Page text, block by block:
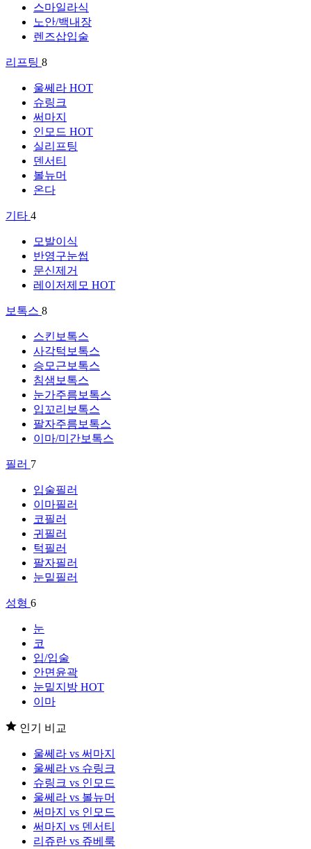
스마일라식
노안/백내장
렌즈삽입술
리프팅 8
울쎄라 HOT
슈링크
써마지
인모드 HOT
실리프팅
덴서티
볼뉴머
온다
기타 4
모발이식
반영구눈썹
문신제거
레이저제모 HOT
보톡스 8
스킨보톡스
사각턱보톡스
승모근보톡스
침샘보톡스
눈가주름보톡스
입꼬리보톡스
팔자주름보톡스
이마/미간보톡스
필러 7
입술필러
이마필러
코필러
귀필러
턱필러
팔자필러
눈밑필러
성형 6
눈
코
입/입술
안면윤곽
눈밑지방 HOT
이마
인기 비교
울쎄라 vs 써마지
울쎄라 vs 슈링크
슈링크 vs 인모드
울쎄라 vs 볼뉴머
써마지 vs 인모드
써마지 vs 덴서티
리쥬란 vs 쥬베룩